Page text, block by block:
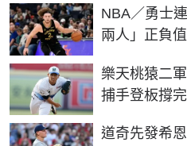
NBA／勇士
兩人」正負
樂天桃猿二
捕手登板撐
道奇先發希